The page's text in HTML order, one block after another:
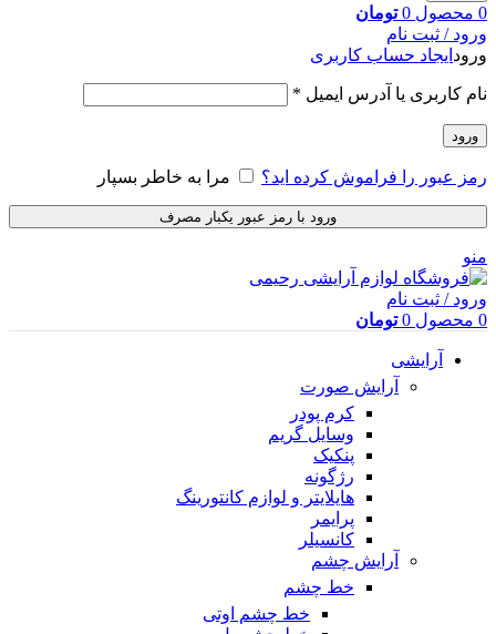
0 محصول 0 تومان
ورود / ثبت نام
ورود ایجاد حساب کاربری
نام کاربری یا آدرس ایمیل *
ورود
رمز عبور را فراموش کرده اید؟ مرا به خاطر بسپار
ورود با رمز عبور یکبار مصرف
منو
ورود / ثبت نام
0 محصول 0 تومان
آرایشی
آرایش صورت
کرم پودر
وسایل گریم
پنکیک
رژگونه
هایلایتر و لوازم کانتورینگ
پرایمر
کانسیلر
آرایش چشم
خط چشم
خط چشم اوتی